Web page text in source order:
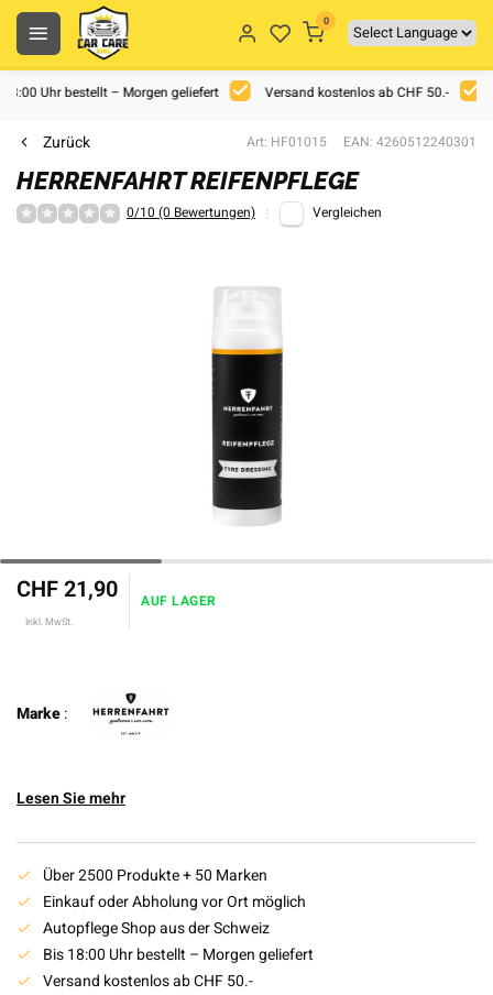
0
Uhr bestellt – Morgen geliefert Versand kostenlos ab CHF 50.-
Zurück Art: HF01015 EAN: 4260512240301
HERRENFAHRT REIFENPFLEGE
0/10 (0 Bewertungen) Vergleichen
CHF 21,90
Inkl. MwSt.
AUF LAGER
Marke:
Lesen Sie mehr
Über 2500 Produkte + 50 Marken
Einkauf oder Abholung vor Ort möglich
Autopflege Shop aus der Schweiz
Bis 18:00 Uhr bestellt – Morgen geliefert
Versand kostenlos ab CHF 50.-